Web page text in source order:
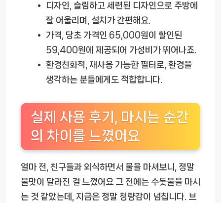
디자인
, 슬림하고 세련된 디자인으로 주방에
잘 어울리며, 설치가 간편해요.
가격 , 당초 가격인 65,000원이 할인된
59,400원에 제공되어 가성비가 뛰어나죠.
환경친화적 , 재사용 가능한 필터로, 환경을
생각하는 분들에게도 적합합니다.
실제 사용 후기, 마시는 순간
의 차이를 느꼈어요
얼마 전, 친구들과 외식하면서 물을 마셔보니, 정말
물맛이 달라진 걸 느꼈어요 그 전에는 수돗물을 마시
는 것 같았는데, 지금은 정말 청량감이 넘칩니다. 브